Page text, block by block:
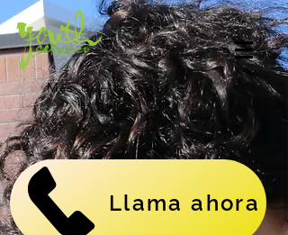
Más que un sitio
seguro.
Llama ahora